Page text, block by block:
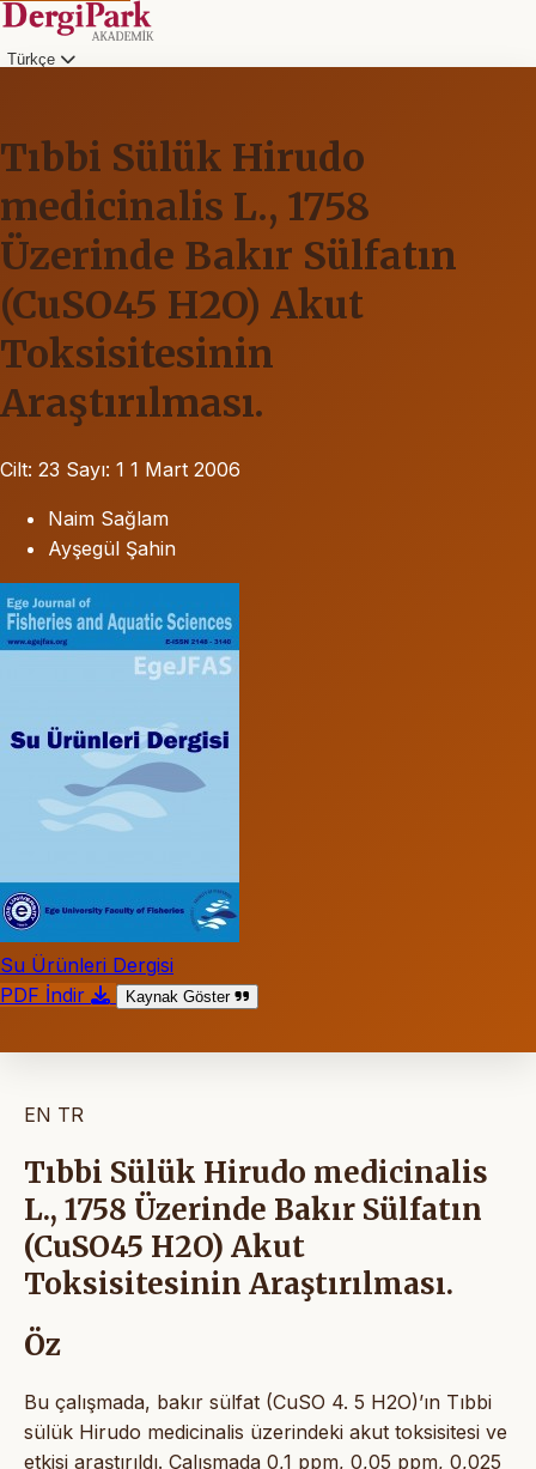
Türkçe
Tıbbi Sülük Hirudo
medicinalis L., 1758
Üzerinde Bakır Sülfatın
(CuSO45 H2O) Akut
Toksisitesinin
Araştırılması.
Cilt: 23 Sayı: 1 1 Mart 2006
Naim Sağlam
Ayşegül Şahin
Su Ürünleri Dergisi
PDF İndir
Kaynak Göster
EN TR
Tıbbi Sülük Hirudo medicinalis
L., 1758 Üzerinde Bakır Sülfatın
(CuSO45 H2O) Akut
Toksisitesinin Araştırılması.
Öz
Bu çalışmada, bakır sülfat (CuSO 4. 5 H2O)’ın Tıbbi
sülük Hirudo medicinalis üzerindeki akut toksisitesi ve
etkisi araştırıldı. Çalışmada 0,1 ppm, 0,05 ppm, 0,025